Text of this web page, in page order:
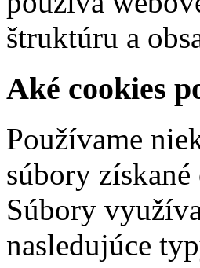
štruktúru a
Aké cookies
Používame
súbory
Súbory
nasledujúce